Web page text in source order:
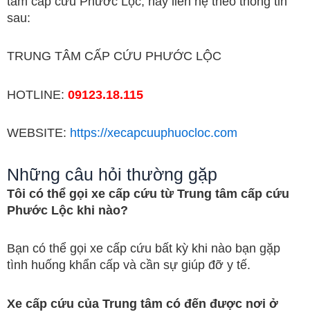
sau:
TRUNG TÂM CẤP CỨU PHƯỚC LỘC
HOTLINE: 09123.18.115
WEBSITE: https://xecapcuuphuocloc.com
Những câu hỏi thường gặp
Tôi có thể gọi xe cấp cứu từ Trung tâm cấp cứu
Phước Lộc khi nào?
Bạn có thể gọi xe cấp cứu bất kỳ khi nào bạn gặp
tình huống khẩn cấp và cần sự giúp đỡ y tế.
Xe cấp cứu của Trung tâm có đến được nơi ở